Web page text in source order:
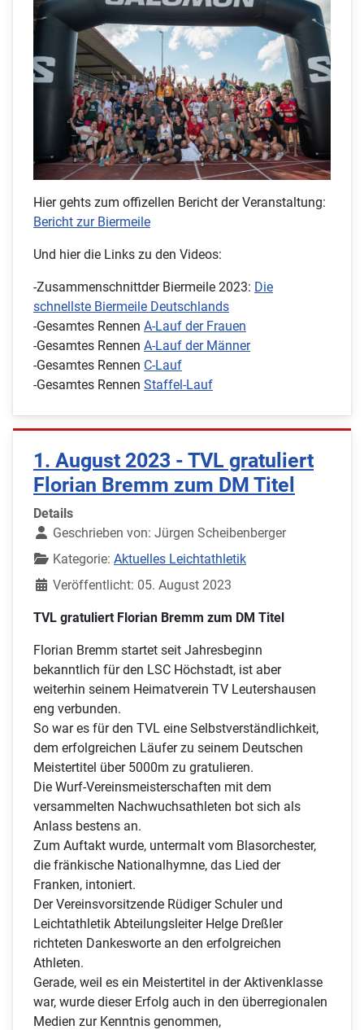
Hier gehts zum offizellen Bericht der Veranstaltung:
Bericht zur Biermeile
Und hier die Links zu den Videos:
-Zusammenschnittder Biermeile 2023: Die
schnellste Biermeile Deutschlands
-Gesamtes Rennen A-Lauf der Frauen
-Gesamtes Rennen A-Lauf der Männer
-Gesamtes Rennen C-Lauf
-Gesamtes Rennen Staffel-Lauf
1. August 2023 - TVL gratuliert
Florian Bremm zum DM Titel
Details
Geschrieben von: Jürgen Scheibenberger
Kategorie: Aktuelles Leichtathletik
Veröffentlicht: 05. August 2023
TVL gratuliert Florian Bremm zum DM Titel
Florian Bremm startet seit Jahresbeginn
bekanntlich für den LSC Höchstadt, ist aber
weiterhin seinem Heimatverein TV Leutershausen
eng verbunden.
So war es für den TVL eine Selbstverständlichkeit,
dem erfolgreichen Läufer zu seinem Deutschen
Meistertitel über 5000m zu gratulieren.
Die Wurf-Vereinsmeisterschaften mit dem
versammelten Nachwuchsathleten bot sich als
Anlass bestens an.
Zum Auftakt wurde, untermalt vom Blasorchester,
die fränkische Nationalhymne, das Lied der
Franken, intoniert.
Der Vereinsvorsitzende Rüdiger Schuler und
Leichtathletik Abteilungsleiter Helge Dreßler
richteten Dankesworte an den erfolgreichen
Athleten.
Gerade, weil es ein Meistertitel in der Aktivenklasse
war, wurde dieser Erfolg auch in den überregionalen
Medien zur Kenntnis genommen,